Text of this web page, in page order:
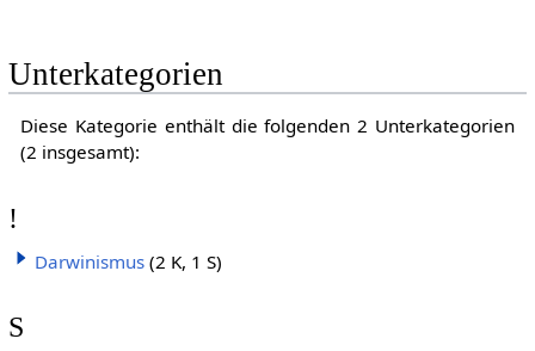
Unterkategorien
Diese Kategorie enthält die folgenden 2 Unterkategorien
(2 insgesamt):
!
Darwinismus (2 K, 1 S)
S